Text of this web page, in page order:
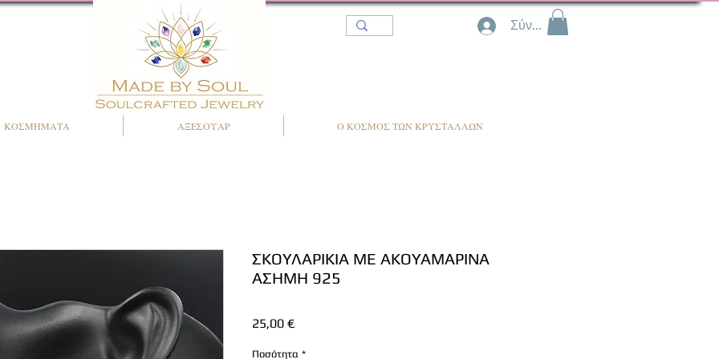
Σύνδεση
ΚΟΣΜΗΜΑΤΑ ΑΞΕΣΟΥΑΡ Ο ΚΟΣΜΟΣ ΤΩΝ ΚΡΥΣΤΑΛΛΩΝ
ΣΚΟΥΛΑΡΙΚΙΑ ΜΕ ΑΚΟΥΑΜΑΡΙΝΑ
ΑΣΗΜΗ 925
25,00 €Τιμή
Ποσότητα *